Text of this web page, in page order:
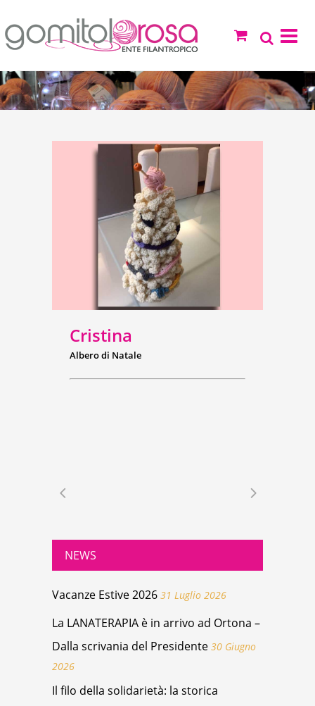
Cristina
Albero di Natale
NEWS
Vacanze Estive 2026 31 Luglio 2026
La LANATERAPIA è in arrivo ad Ortona –
Dalla scrivania del Presidente 30 Giugno
2026
Il filo della solidarietà: la storica